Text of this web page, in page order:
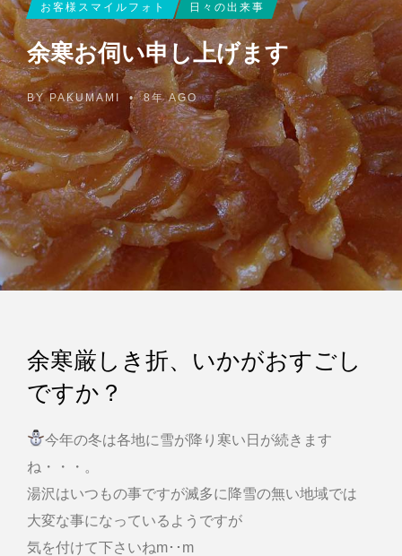
お客様スマイルフォト 日々の出来事
余寒お伺い申し上げます
BYPAKUMAMI •8年 AGO
余寒厳しき折、いかがおすごし
ですか？
今年の冬は各地に雪が降り寒い日が続きます
ね・・・。
湯沢はいつもの事ですが滅多に降雪の無い地域では
大変な事になっているようですが
気を付けて下さいねm･･m